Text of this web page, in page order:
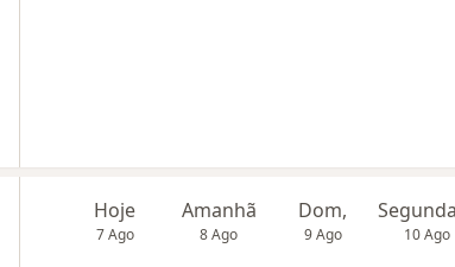
Hoje
7 Ago
Amanhã
8 Ago
Dom,
9 Ago 10 Ago